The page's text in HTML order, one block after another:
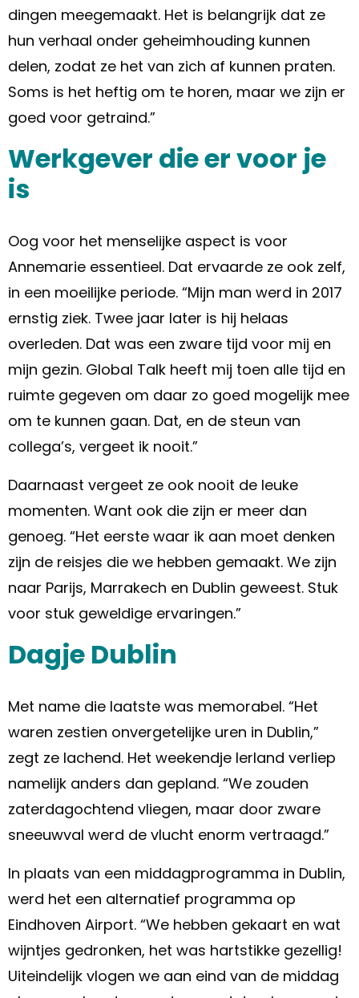
dingen meegemaakt. Het is belangrijk dat ze
hun verhaal onder geheimhouding kunnen
delen, zodat ze het van zich af kunnen praten.
Soms is het heftig om te horen, maar we zijn er
goed voor getraind.”
Werkgever die er voor je
is
Oog voor het menselijke aspect is voor
Annemarie essentieel. Dat ervaarde ze ook zelf,
in een moeilijke periode. “Mijn man werd in 2017
ernstig ziek. Twee jaar later is hij helaas
overleden. Dat was een zware tijd voor mij en
mijn gezin. Global Talk heeft mij toen alle tijd en
ruimte gegeven om daar zo goed mogelijk mee
om te kunnen gaan. Dat, en de steun van
collega’s, vergeet ik nooit.”
Daarnaast vergeet ze ook nooit de leuke
momenten. Want ook die zijn er meer dan
genoeg. “Het eerste waar ik aan moet denken
zijn de reisjes die we hebben gemaakt. We zijn
naar Parijs, Marrakech en Dublin geweest. Stuk
voor stuk geweldige ervaringen.”
Dagje Dublin
Met name die laatste was memorabel. “Het
waren zestien onvergetelijke uren in Dublin,”
zegt ze lachend. Het weekendje Ierland verliep
namelijk anders dan gepland. “We zouden
zaterdagochtend vliegen, maar door zware
sneeuwval werd de vlucht enorm vertraagd.”
In plaats van een middagprogramma in Dublin,
werd het een alternatief programma op
Eindhoven Airport. “We hebben gekaart en wat
wijntjes gedronken, het was hartstikke gezellig!
Uiteindelijk vlogen we aan eind van de middag